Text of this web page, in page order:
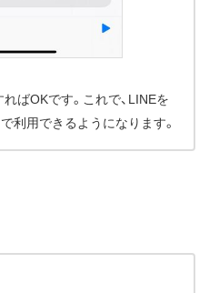
ばOKです。これで、LINEを
利用できるようになります。